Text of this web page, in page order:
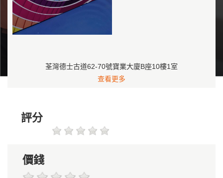
荃灣德士古道62-70號寶業大廈B座10樓1室
查看更多
評分
價錢